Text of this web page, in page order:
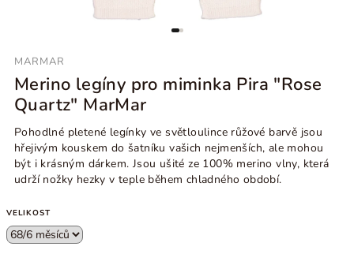
MARMAR
Merino legíny pro miminka Pira "Rose
Quartz" MarMar
Pohodlné pletené legínky ve světloulince růžové barvě jsou
hřejivým kouskem do šatníku vašich nejmenších, ale mohou
být i krásným dárkem. Jsou ušité ze 100% merino vlny, která
udrží nožky hezky v teple během chladného období.
VELIKOST